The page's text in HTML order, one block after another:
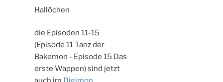
Hallöchen
die Episoden 11-15
(Episode 11 Tanz der
Bakemon - Episode 15 Das
erste Wappen) sind jetzt